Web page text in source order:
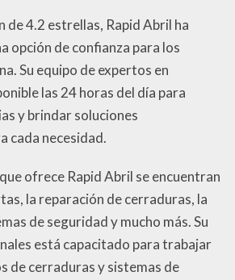
de 4.2 estrellas, Rapid Abril ha
opción de confianza para los
Su equipo de expertos en
las 24 horas del día para
y brindar soluciones
cada necesidad.
ofrece Rapid Abril se encuentran
la reparación de cerraduras, la
de seguridad y mucho más. Su
está capacitado para trabajar
de cerraduras y sistemas de